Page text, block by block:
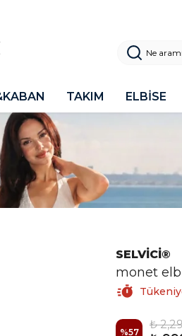
TAKIM ELBİSE
SELVİCİ®
monet
%57
₺